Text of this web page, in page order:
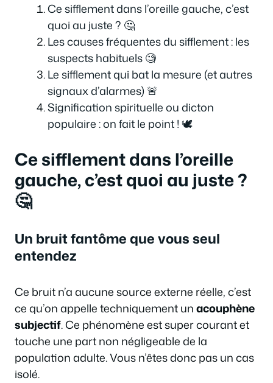
Ce sifflement dans l’oreille gauche, c’est
quoi au juste ? 🤔
Les causes fréquentes du sifflement : les
suspects habituels 🧐
Le sifflement qui bat la mesure (et autres
signaux d’alarmes) 🚨
Signification spirituelle ou dicton
populaire : on fait le point ! 🕊️
Ce sifflement dans l’oreille
gauche, c’est quoi au juste ?
🤔
Un bruit fantôme que vous seul
entendez
Ce bruit n’a aucune source externe réelle, c’est
ce qu’on appelle techniquement unacouphène
subjectif. Ce phénomène est super courant et
touche une part non négligeable de la
population adulte. Vous n’êtes donc pas un cas
isolé.